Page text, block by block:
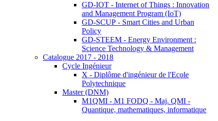
GD-IOT - Internet of Things : Innovation
and Management Program (IoT)
GD-SCUP - Smart Cities and Urban
Policy
GD-STEEM - Energy Environment :
Science Technology & Management
Catalogue 2017 - 2018
Cycle Ingénieur
X - Diplôme d'ingénieur de l'Ecole
Polytechnique
Master (DNM)
M1QMI - M1 FODQ - Maj. QMI -
Quantique, mathematiques, informatique